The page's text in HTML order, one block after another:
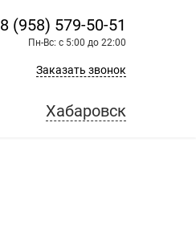
8 (958) 579-50-51
Пн-Вс: с 5:00 до 22:00
Заказать звонок
Хабаровск